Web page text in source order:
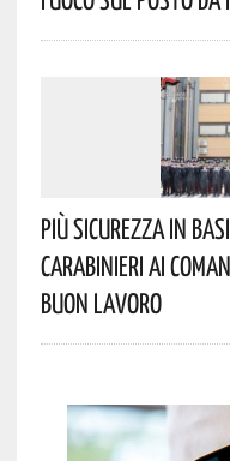
Più Sicurezza In
Carabinieri Ai
Buon Lavoro